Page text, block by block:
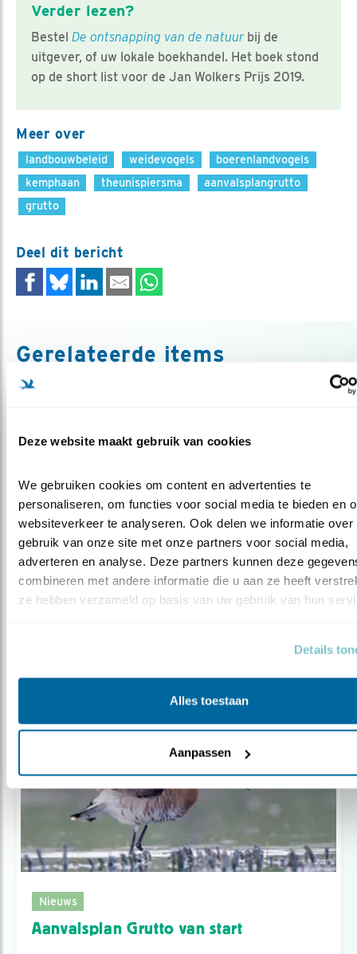
Deze website maakt gebruik van cookies
We gebruiken cookies om content en advertenties te
personaliseren, om functies voor social media te bieden en
websiteverkeer te analyseren. Ook delen we informatie over
gebruik van onze site met onze partners voor social media,
adverteren en analyse. Deze partners kunnen deze
combineren met andere informatie die u aan ze heeft
ze hebben verzameld op basis van uw gebruik van hun
Details
Alles toestaan
Aanpassen
Verder lezen?
Bestel De ontsnapping van de natuurbij de
uitgever, of uw lokale boekhandel. Het boek stond
op de short list voor de Jan Wolkers Prijs 2019.
Meer over
landbouwbeleid weidevogels
boerenlandvogels
kemphaan
theunispiersma
aanvalsplangrutto
grutto
Deel dit bericht
Gerelateerde items
Patstelling financiering blokkeert
Nieuws
Aanvalsplan Grutto van start